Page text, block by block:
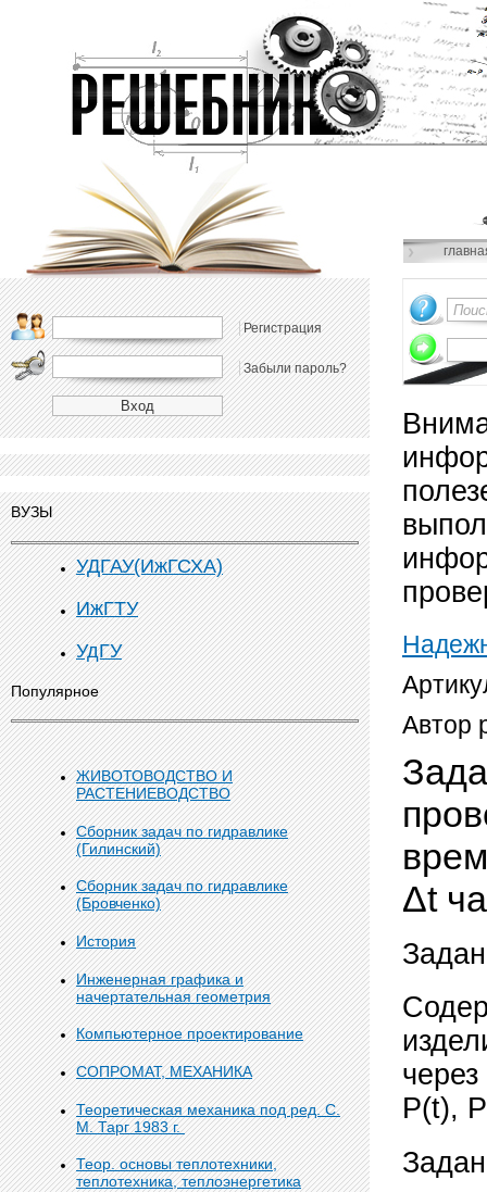
Регистрация
Забыли пароль?
ВУЗЫ
УДГАУ(ИжГСХА)
ИжГТУ
УдГУ
Популярное
ЖИВОТОВОДСТВО И
РАСТЕНИЕВОДСТВО
Сборник задач по гидравлике
(Гилинский)
Сборник задач по гидравлике
(Бровченко)
История
Инженерная графика и
начертательная геометрия
Компьютерное проектирование
СОПРОМАТ, МЕХАНИКА
Теоретическая механика под ред. С.
М. Тарг 1983 г.
Теор. основы теплотехники,
теплотехника, теплоэнергетика
Автор
Δt
Р(t),